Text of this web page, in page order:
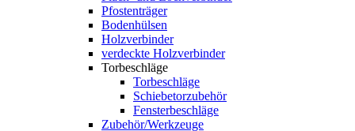
Pfostenträger
Bodenhülsen
Holzverbinder
verdeckte Holzverbinder
Torbeschläge
Torbeschläge
Schiebetorzubehör
Fensterbeschläge
Zubehör/Werkzeuge